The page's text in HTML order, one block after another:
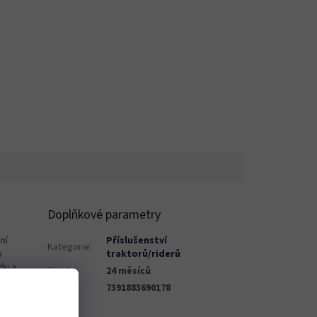
a
Doplňkové parametry
Kategorie:
Příslušenství
traktorů/riderů
Záruka:
24 měsíců
7391883690178